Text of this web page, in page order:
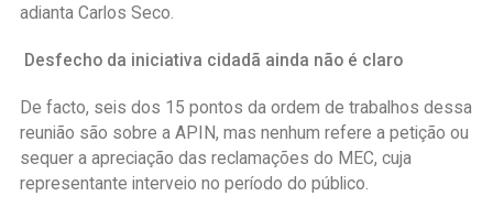
adianta Carlos Seco.
Desfecho da iniciativa cidadã ainda não é claro
De facto, seis dos 15 pontos da ordem de trabalhos dessa
reunião são sobre a APIN, mas nenhum refere a petição ou
sequer a apreciação das reclamações do MEC, cuja
representante interveio no período do público.